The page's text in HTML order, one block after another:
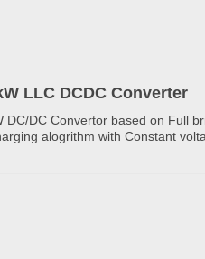
LLC DCDC Converter
DC Convertor based on Full
alogrithm with Constant